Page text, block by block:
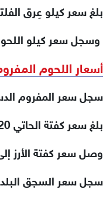
بلغ سعر كيلو عِرق الفلتو نحو 420
وسجل سعر كيلو اللحوم الضأن
أسعار اللحوم
سجل سعر المفروم الدسم نحو 330
بلغ سعر كفتة الحاتي 320 جنيهًا للكيلو.
وصل سعر كفتة الأرز إلى 280 جنيهًا
سجل سعر السجق البلدي 320 جنيهًا